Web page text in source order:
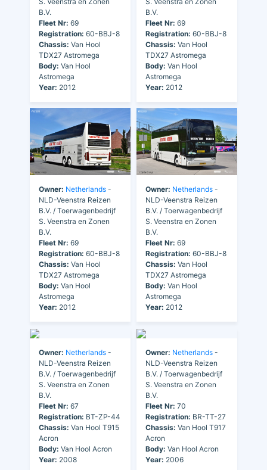
B.V.
Fleet Nr: 69
Registration: 60-BBJ-8
Chassis: Van Hool
TDX27 Astromega
Body: Van Hool
Astromega
Year: 2012
B.V.
Fleet Nr: 69
Registration: 60-BBJ-8
Chassis: Van Hool
TDX27 Astromega
Body: Van Hool
Astromega
Year: 2012
Owner: Netherlands -
NLD-Veenstra Reizen
B.V. / Toerwagenbedrijf
S. Veenstra en Zonen
B.V.
Fleet Nr: 69
Registration: 60-BBJ-8
Chassis: Van Hool
TDX27 Astromega
Body: Van Hool
Astromega
Year: 2012
Owner: Netherlands -
NLD-Veenstra Reizen
B.V. / Toerwagenbedrijf
S. Veenstra en Zonen
B.V.
Fleet Nr: 69
Registration: 60-BBJ-8
Chassis: Van Hool
TDX27 Astromega
Body: Van Hool
Astromega
Year: 2012
Owner: Netherlands -
NLD-Veenstra Reizen
B.V. / Toerwagenbedrijf
S. Veenstra en Zonen
B.V.
Fleet Nr: 67
Registration: BT-ZP-44
Chassis: Van Hool T915
Acron
Body: Van Hool Acron
Year: 2008
Owner: Netherlands -
NLD-Veenstra Reizen
B.V. / Toerwagenbedrijf
S. Veenstra en Zonen
B.V.
Fleet Nr: 70
Registration: BR-TT-27
Chassis: Van Hool T917
Acron
Body: Van Hool Acron
Year: 2006